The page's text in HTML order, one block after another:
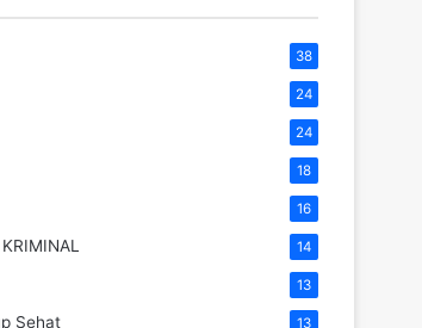
38
24
24
18
16
14
13
Sehat 13